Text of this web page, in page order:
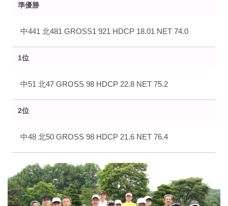
準優勝
中441 北481 GROSS1 921 HDCP 18.01 NET 74.0
1位
中51 北47 GROSS 98 HDCP 22.8 NET 75.2
2位
中48 北50 GROSS 98 HDCP 21.6 NET 76.4